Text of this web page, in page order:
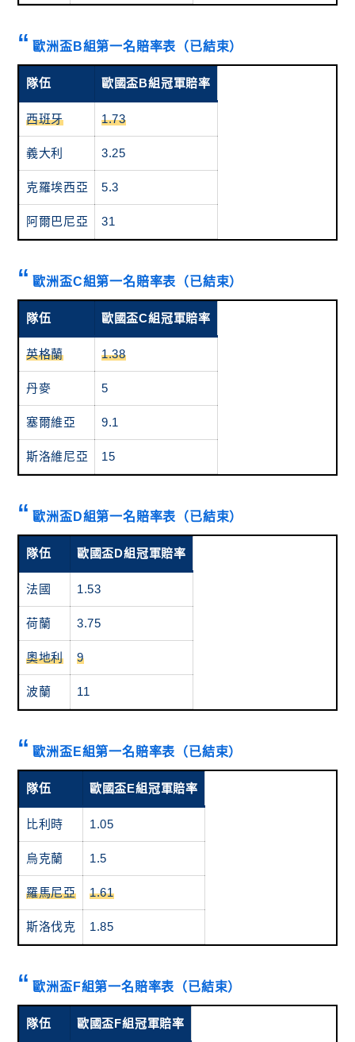
歐洲盃B組第一名賠率表（已結束）
隊伍 歐國盃B組冠軍賠率
西班牙 1.73
義大利 3.25
克羅埃西亞 5.3
阿爾巴尼亞 31
歐洲盃C組第一名賠率表（已結束）
隊伍 歐國盃C組冠軍賠率
英格蘭 1.38
丹麥 5
塞爾維亞 9.1
斯洛維尼亞 15
歐洲盃D組第一名賠率表（已結束）
隊伍 歐國盃D組冠軍賠率
法國 1.53
荷蘭 3.75
奧地利 9
波蘭 11
歐洲盃E組第一名賠率表（已結束）
隊伍 歐國盃E組冠軍賠率
比利時 1.05
烏克蘭 1.5
羅馬尼亞 1.61
斯洛伐克 1.85
歐洲盃F組第一名賠率表（已結束）
隊伍 歐國盃F組冠軍賠率